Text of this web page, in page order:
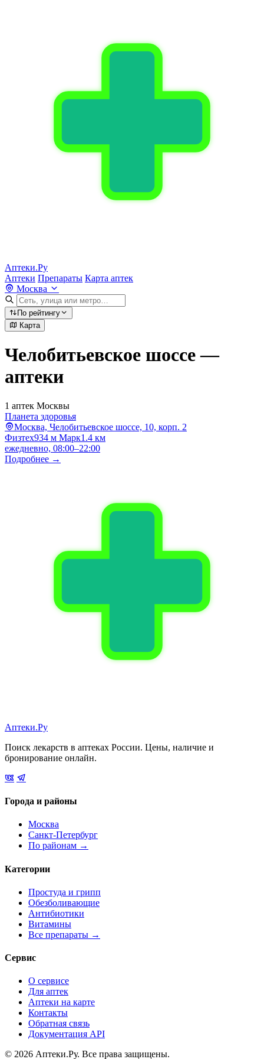
Аптеки.Ру
Аптеки Препараты Карта аптек
Москва
По рейтингу
Карта
Челобитьевское шоссе —
аптеки
1 аптек Москвы
Планета здоровья
Москва, Челобитьевское шоссе, 10, корп. 2
Физтех934 м Марк1.4 км
ежедневно, 08:00–22:00
Подробнее →
Аптеки.Ру
Поиск лекарств в аптеках России. Цены, наличие и
бронирование онлайн.
Города и районы
Москва
Санкт-Петербург
По районам →
Категории
Простуда и грипп
Обезболивающие
Антибиотики
Витамины
Все препараты →
Сервис
О сервисе
Для аптек
Аптеки на карте
Контакты
Обратная связь
Документация API
© 2026 Аптеки.Ру. Все права защищены.